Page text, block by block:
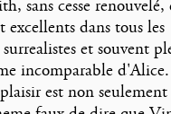
sans cesse renouvelé,
dans tous les
et souvent
incomparable
est non